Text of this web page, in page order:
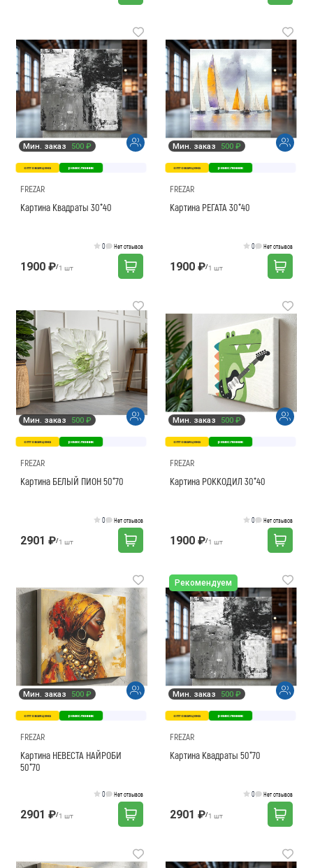
Мин. заказ 500 ₽
оптовая цена ремесленник
FREZAR
Картина Квадраты 30*40
0 Нет отзывов
1900 ₽/1 шт
Мин. заказ 500 ₽
оптовая цена ремесленник
FREZAR
Картина РЕГАТА 30*40
0 Нет отзывов
1900 ₽/1 шт
Мин. заказ 500 ₽
оптовая цена ремесленник
FREZAR
Картина БЕЛЫЙ ПИОН 50*70
0 Нет отзывов
2901 ₽/1 шт
Мин. заказ 500 ₽
оптовая цена ремесленник
FREZAR
Картина РОККОДИЛ 30*40
0 Нет отзывов
1900 ₽/1 шт
Мин. заказ 500 ₽
оптовая цена ремесленник
FREZAR
Картина НЕВЕСТА НАЙРОБИ
50*70
0 Нет отзывов
2901 ₽/1 шт
Рекомендуем
Мин. заказ 500 ₽
оптовая цена ремесленник
FREZAR
Картина Квадраты 50*70
0 Нет отзывов
2901 ₽/1 шт